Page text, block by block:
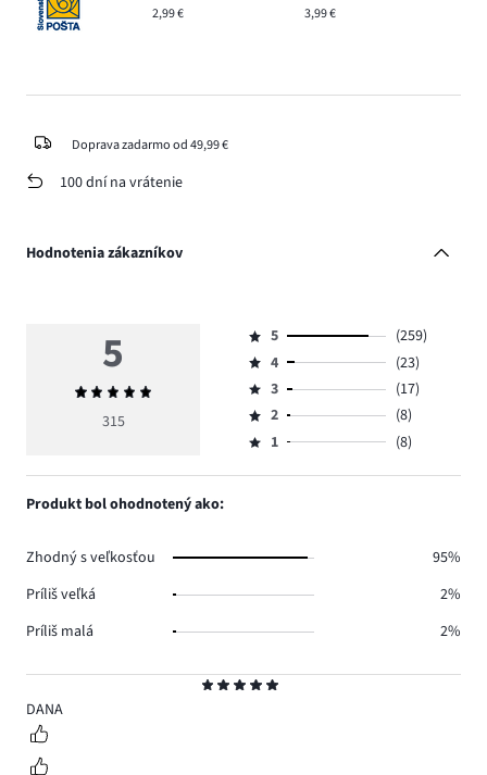
2,99 € 3,99 €
Doprava zadarmo od 49,99 €
100 dní na vrátenie
Hodnotenia zákazníkov
5
DANA
5
Priemerné
hodnotenie
315
Hodnotenie
5,
počet
hlasov
259.
5
(259)
Hodnotenie
4,
počet
hlasov
4
(23)
Hodnotenie
3,
počet
3
(17)
Hodnotenie
2,
2
(8)
Hodnotenie
1,
1 (8)
Produkt bol ohodnotený ako:
Zhodný s veľkosťou
95%
Príliš veľká
2%
Príliš malá
2%